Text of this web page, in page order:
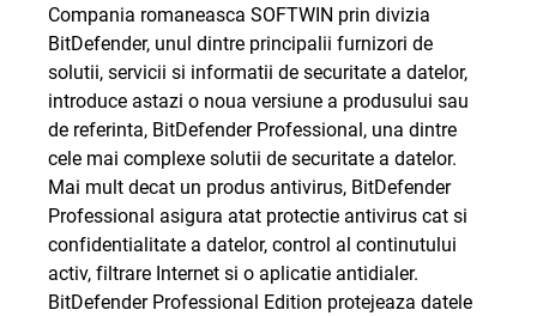
Compania romaneasca SOFTWIN prin divizia
BitDefender, unul dintre principalii furnizori de
solutii, servicii si informatii de securitate a datelor,
introduce astazi o noua versiune a produsului sau
de referinta, BitDefender Professional, una dintre
cele mai complexe solutii de securitate a datelor.
Mai mult decat un produs antivirus, BitDefender
Professional asigura atat protectie antivirus cat si
confidentialitate a datelor, control al continutului
activ, filtrare Internet si o aplicatie antidialer.
BitDefender Professional Edition protejeaza datele